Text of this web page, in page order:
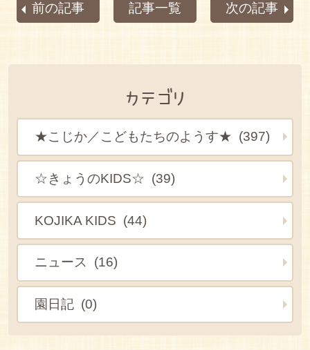
前の記事 記事一覧 次の記事
カテゴリ
★こじか／こどもたちのようす★ (397)
☆きょうのKIDS☆ (39)
KOJIKA KIDS (44)
ニュース (16)
園日記 (0)